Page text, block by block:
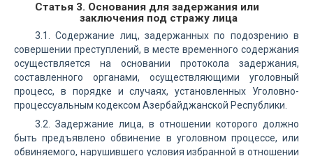
Статья 3. Основания для задержания или
заключения под стражу лица
3.1. Содержание лиц, задержанных по подозрению в
совершении преступлений, в месте временного содержания
осуществляется на основании протокола задержания,
составленного органами, осуществляющими уголовный
процесс, в порядке и случаях, установленных Уголовно-
процессуальным кодексом Азербайджанской Республики.
3.2. Задержание лица, в отношении которого должно
быть предъявлено обвинение в уголовном процессе, или
обвиняемого, нарушившего условия избранной в отношении